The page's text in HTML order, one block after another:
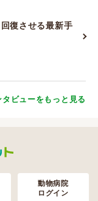
復させる最新手
タビューをもっと見る
動物病院
ログイン